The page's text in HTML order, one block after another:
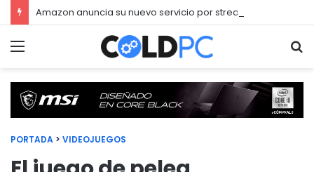
Menú
PORTADA > VIDEOJUEGOS